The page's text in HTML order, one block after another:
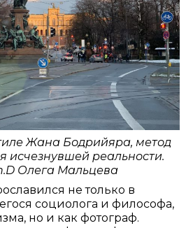
Жана Бодрийяра, метод
исчезнувшей реальности.
.DОлега Мальцева
не только в
социолога и философа,
но и как фотограф.